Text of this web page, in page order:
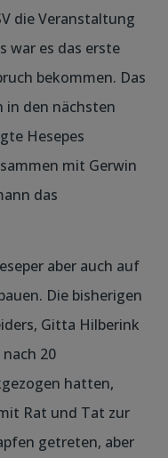
die Veranstaltung
war es das erste
bekommen. Das
in den nächsten
Hesepes
mit Gerwin
das
aber auch auf
Die bisherigen
Gitta Hilberink
20
hatten,
Rat und Tat zur
getreten, aber